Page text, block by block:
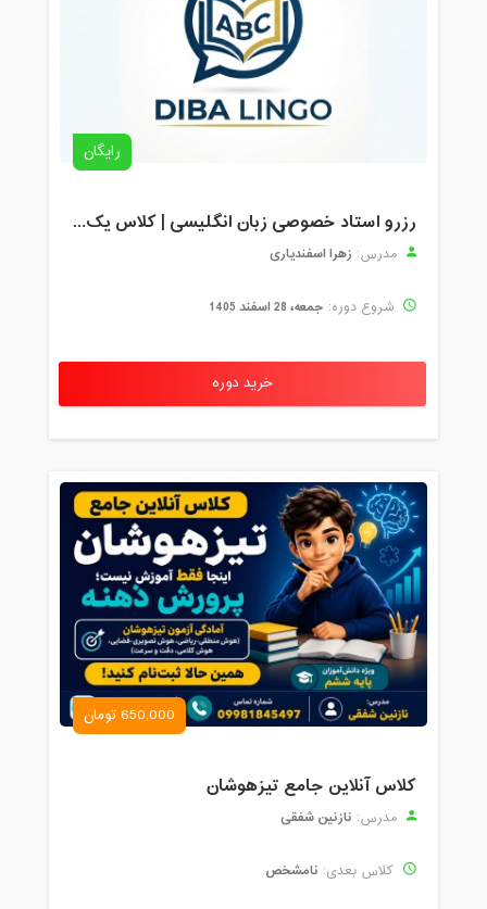
رایگان
رزرو استاد خصوصی زبان انگلیسی | کلاس یک‌نفره با زهرا اسفندیاری + مشاوره رایگان
مدرس: زهرا اسفندیاری
شروع دوره: جمعه، 28 اسفند 1405
خرید دوره
650,000 تومان
کلاس آنلاین جامع تیزهوشان
مدرس: نازنین شفقی
کلاس بعدی: نامشخص